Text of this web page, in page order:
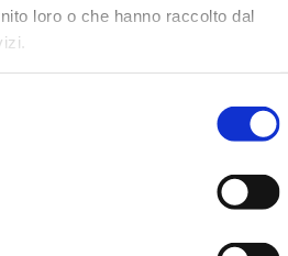
loro o che hanno raccolto dal
noi